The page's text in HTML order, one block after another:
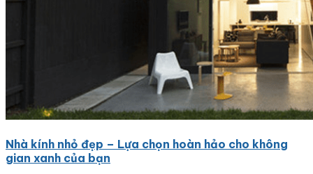
Chưa có sản phẩm trong giỏ hàng.
Nhà kính nhỏ đẹp – Lựa chọn hoàn hảo cho không
gian xanh của bạn